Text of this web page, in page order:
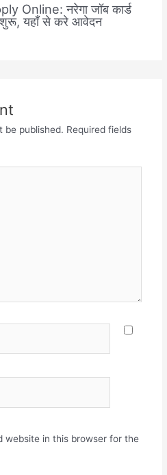
Online: नरेगा जॉब कार्ड
यहाँ से करे आवेदन
be published. Required fields
website in this browser for the